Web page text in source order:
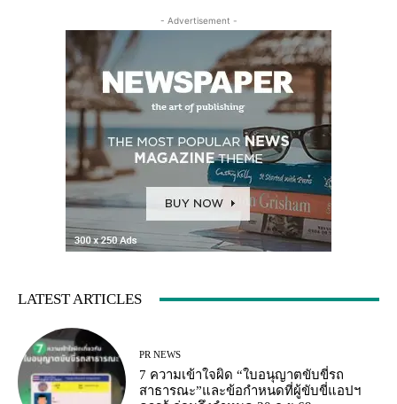
- Advertisement -
LATEST ARTICLES
PR NEWS
7 ความเข้าใจผิด “ใบอนุญาตขับขี่รถ
สาธารณะ”และข้อกำหนดที่ผู้ขับขี่แอปฯ